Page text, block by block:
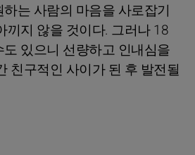
는 사람의 마음을 사로잡기
끼지 않을 것이다. 그러나 18
있으니 선량하고 인내심을
친구적인 사이가 된 후 발전될